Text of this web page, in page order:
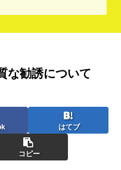
な勧誘について
はてブ
コピー